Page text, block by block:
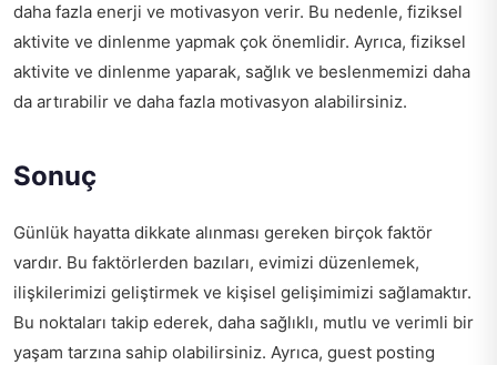
daha fazla enerji ve motivasyon verir. Bu nedenle, fiziksel
aktivite ve dinlenme yapmak çok önemlidir. Ayrıca, fiziksel
aktivite ve dinlenme yaparak, sağlık ve beslenmemizi daha
da artırabilir ve daha fazla motivasyon alabilirsiniz.
Sonuç
Günlük hayatta dikkate alınması gereken birçok faktör
vardır. Bu faktörlerden bazıları, evimizi düzenlemek,
ilişkilerimizi geliştirmek ve kişisel gelişimimizi sağlamaktır.
Bu noktaları takip ederek, daha sağlıklı, mutlu ve verimli bir
yaşam tarzına sahip olabilirsiniz. Ayrıca, guest posting